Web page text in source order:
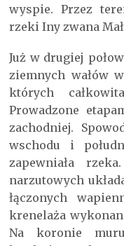
wyspie. Przez
rzeki Iny zwana
Już w drugiej
ziemnych wałów
których
Prowadzone
zachodniej.
wschodu i
zapewniała
narzutowych
łączonych
krenelaża
Na koronie